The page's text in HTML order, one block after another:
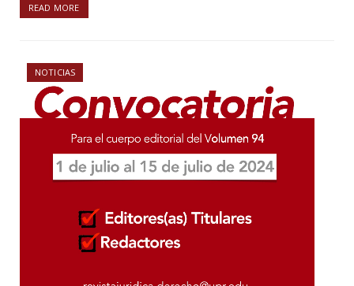
READ MORE
NOTICIAS